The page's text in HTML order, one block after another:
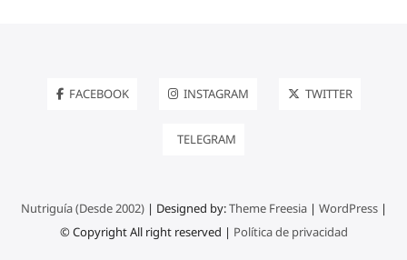
FACEBOOK INSTAGRAM TWITTER
TELEGRAM
Nutriguía (Desde 2002)| Designed by:Theme Freesia| WordPress|
© Copyright All right reserved | Política de privacidad